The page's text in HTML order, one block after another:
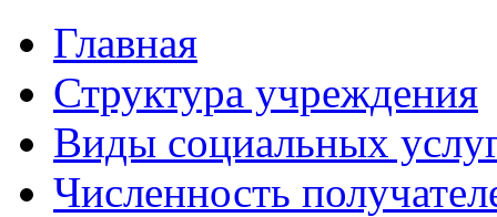
Главная
Структура учреждения
Виды социальных
Численность